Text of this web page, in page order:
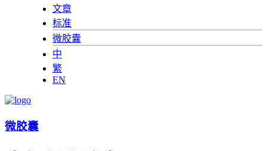
文章
标准
微胶囊
中
繁
EN
微胶囊